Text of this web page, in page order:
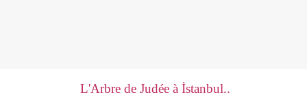
L'Arbre de Judée à İstanbul..